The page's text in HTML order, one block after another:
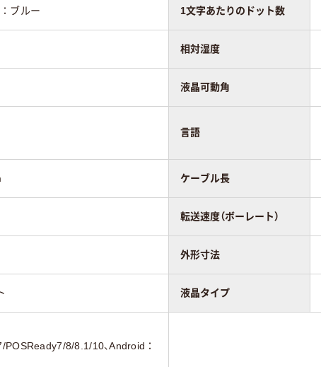
ブルー 1文字あたりのドット数
相対湿度
液晶可動角
言語
ケーブル長
転送速度（ボーレート）
外形寸法
液晶タイプ
8/8.1/10、Android：